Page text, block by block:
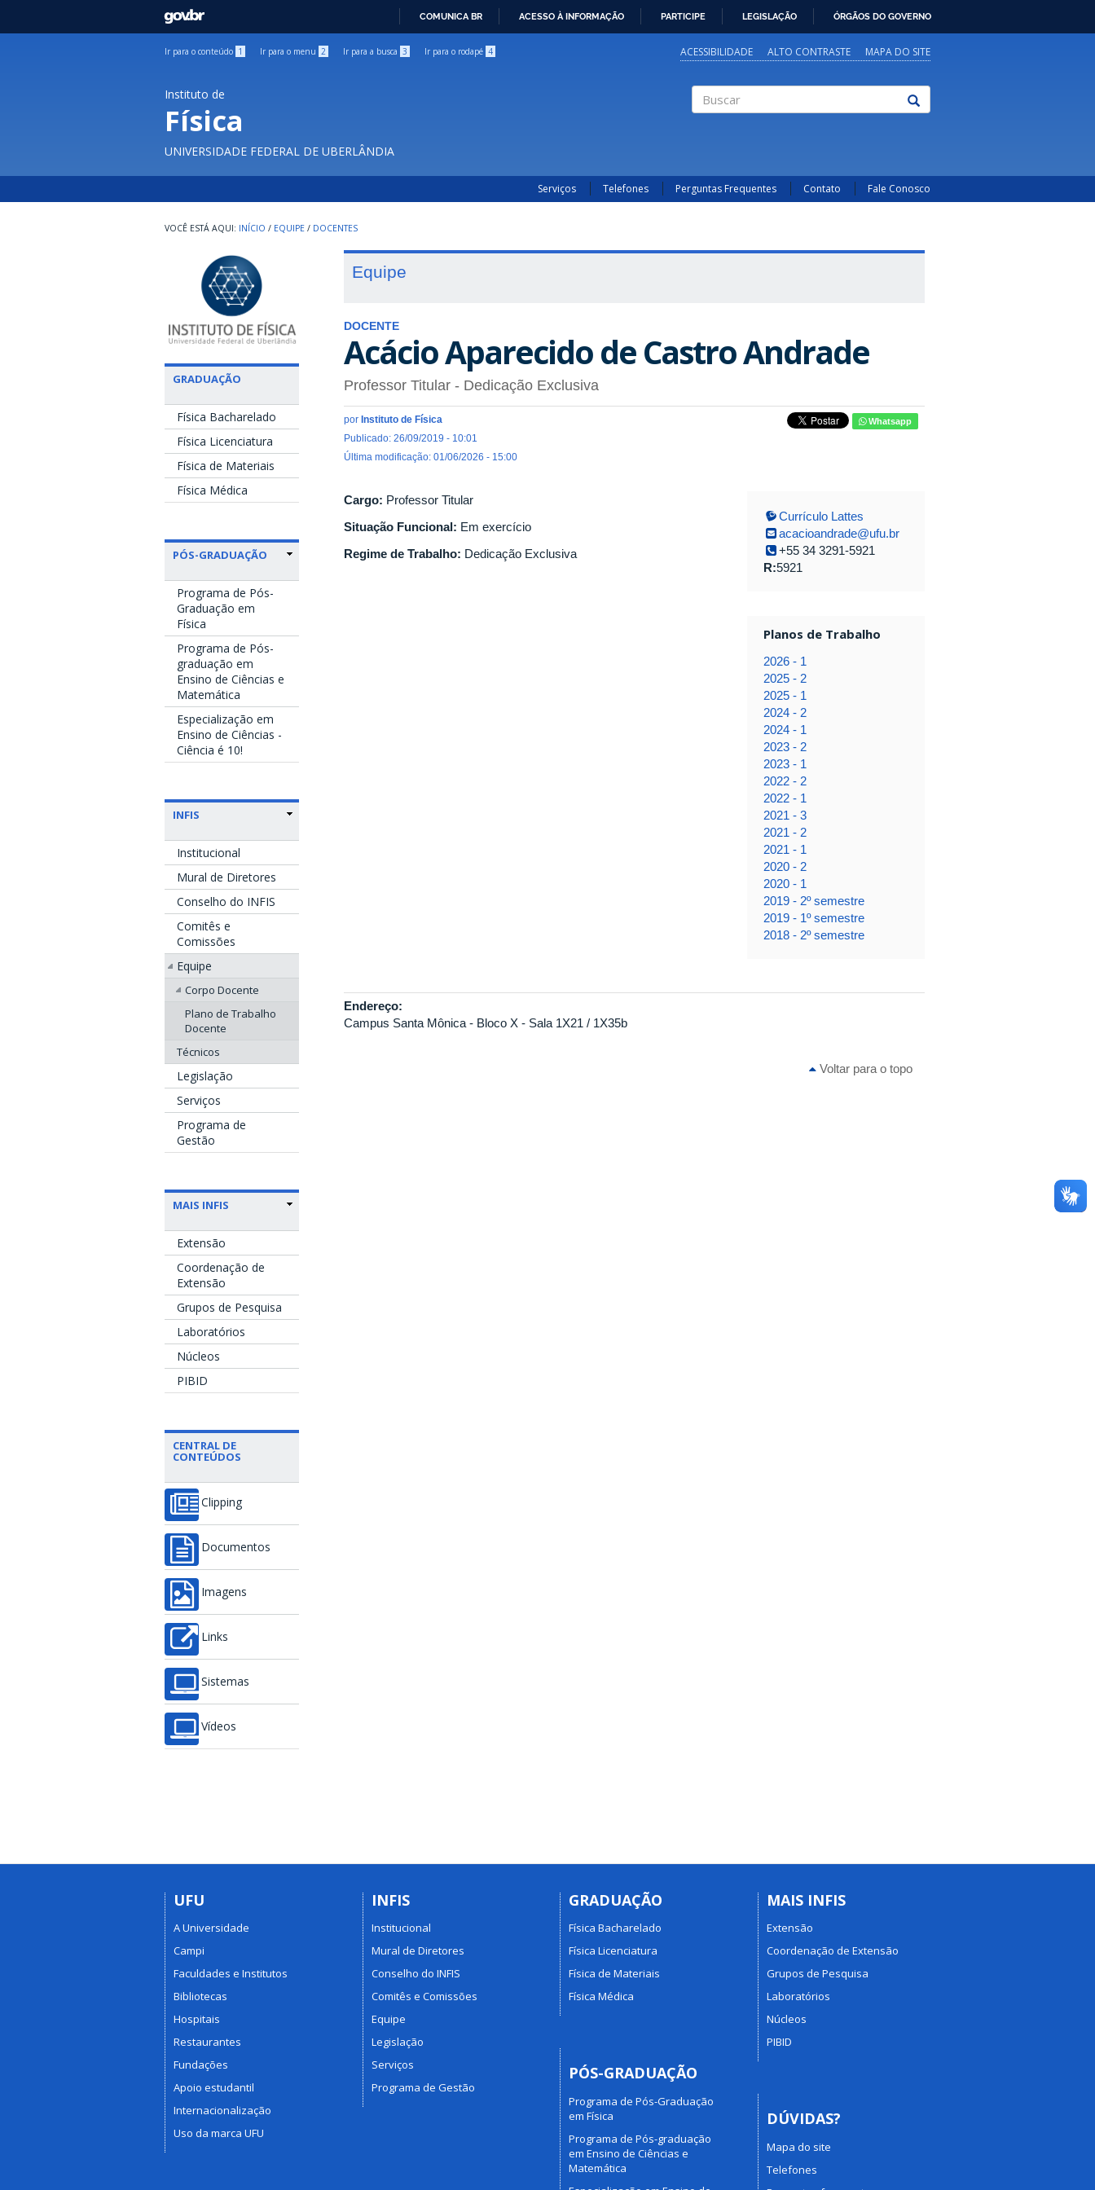
GOVBR
COMUNICA BR ACESSO À INFORMAÇÃO PARTICIPE LEGISLAÇÃO ÓRGÃOS DO GOVERNO
Ir para o conteúdo 1 Ir para o menu 2 Ir para a busca 3 Ir para o rodapé 4 ACESSIBILIDADE ALTO CONTRASTE MAPA DO SITE
Instituto de
Física
UNIVERSIDADE FEDERAL DE UBERLÂNDIA
Serviços Telefones Perguntas Frequentes Contato Fale Conosco
INÍCIO / EQUIPE / DOCENTES
GRADUAÇÃO
Física Bacharelado
Física Licenciatura
Física de Materiais
Física Médica
PÓS-GRADUAÇÃO
Programa de Pós-
Graduação em
Física
Programa de Pós-
graduação em
Ensino de Ciências e
Matemática
Especialização em
Ensino de Ciências -
Ciência é 10!
INFIS
Institucional
Mural de Diretores
Conselho do INFIS
Comitês e
Comissões
Equipe
Corpo Docente
Plano de Trabalho
Docente
Técnicos
Legislação
Serviços
Programa de
Gestão
MAIS INFIS
Extensão
Coordenação de
Extensão
Grupos de Pesquisa
Laboratórios
Núcleos
PIBID
CENTRAL DE
CONTEÚDOS
Clipping
Documentos
Imagens
Links
Sistemas
Vídeos
Equipe
DOCENTE
Acácio Aparecido de Castro Andrade
Professor Titular - Dedicação Exclusiva
por Instituto de Física
Publicado: 26/09/2019 - 10:01
Última modificação: 01/06/2026 - 15:00
Whatsapp
Cargo: Professor Titular
Situação Funcional: Em exercício
Regime de Trabalho: Dedicação Exclusiva
Currículo Lattes
acacioandrade@ufu.br
+55 34 3291-5921
R:5921
Planos de Trabalho
2026 - 1
2025 - 2
2025 - 1
2024 - 2
2024 - 1
2023 - 2
2023 - 1
2022 - 2
2022 - 1
2021 - 3
2021 - 2
2021 - 1
2020 - 2
2020 - 1
2019 - 2º semestre
2019 - 1º semestre
2018 - 2º semestre
Endereço:
Campus Santa Mônica - Bloco X - Sala 1X21 / 1X35b
Voltar para o topo
UFU
A Universidade
Campi
Faculdades e Institutos
Bibliotecas
Hospitais
Restaurantes
Fundações
Apoio estudantil
Internacionalização
Uso da marca UFU
INFIS
Institucional
Mural de Diretores
Conselho do INFIS
Comitês e Comissões
Equipe
Legislação
Serviços
Programa de Gestão
GRADUAÇÃO
Física Bacharelado
Física Licenciatura
Física de Materiais
Física Médica
PÓS-GRADUAÇÃO
Programa de Pós-Graduação
em Física
Programa de Pós-graduação
em Ensino de Ciências e
Matemática
MAIS INFIS
Extensão
Coordenação de Extensão
Grupos de Pesquisa
Laboratórios
Núcleos
PIBID
DÚVIDAS?
Mapa do site
Telefones